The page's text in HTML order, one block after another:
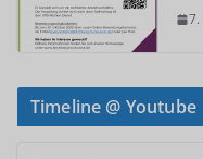
Timeline @ Youtube